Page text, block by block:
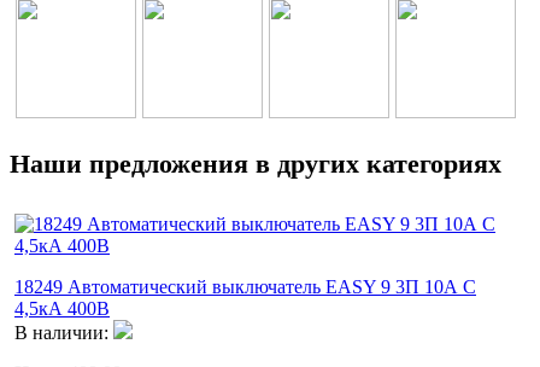
Наши предложения в других категориях
18249 Автоматический выключатель EASY 9 3П 10А С
4,5кА 400В
В наличии: